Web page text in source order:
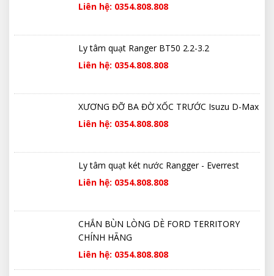
Liên hệ: 0354.808.808
Ly tâm quạt Ranger BT50 2.2-3.2
Liên hệ: 0354.808.808
XƯƠNG ĐỠ BA ĐỜ XỐC TRƯỚC Isuzu D-Max
Liên hệ: 0354.808.808
Ly tâm quạt két nước Rangger - Everrest
Liên hệ: 0354.808.808
CHẮN BÙN LÒNG DÈ FORD TERRITORY
CHÍNH HÃNG
Liên hệ: 0354.808.808